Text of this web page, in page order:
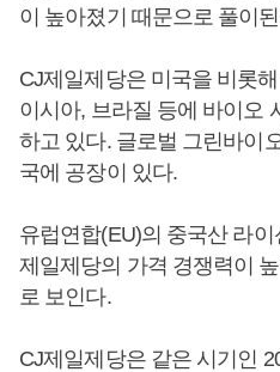
이 높아졌기 때문으로 풀이
CJ제일제당은 미국을 비롯
이시아, 브라질 등에 바이오
하고 있다. 글로벌 그린바이
국에 공장이 있다.
유럽연합(EU)의 중국산 라
제일제당의 가격 경쟁력이
로 보인다.
CJ제일제당은 같은 시기인